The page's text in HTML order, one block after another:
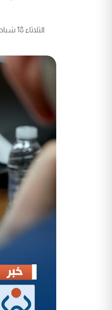
الثلاثاء 18 شباط 2025